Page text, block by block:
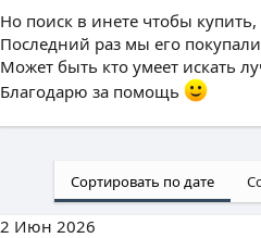
Но поиск в инете чтобы
Последний раз мы его
Может быть кто умеет искать
Благодарю за помощь
Сортировать по дате
2 Июн 2026